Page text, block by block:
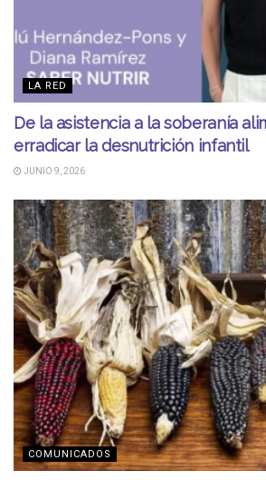
LA RED
De la asistencia a la soberanía
erradicar la desnutrición infantil
JUNIO 9, 2026
COMUNICADOS